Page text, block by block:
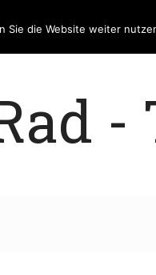
Sie die Website weiter